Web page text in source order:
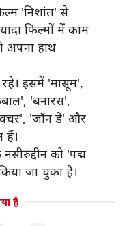
'निशांत' से
फिल्मों में काम
अपना हाथ
रहे। इसमें 'मासूम',
'बनारस',
'जॉन डे' और
हैं।
को 'पद्म
जा चुका है।
है